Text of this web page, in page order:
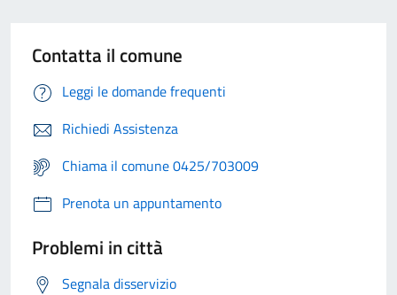
Contatta il comune
Leggi le domande frequenti
Richiedi Assistenza
Chiama il comune 0425/703009
Prenota un appuntamento
Problemi in città
Segnala disservizio